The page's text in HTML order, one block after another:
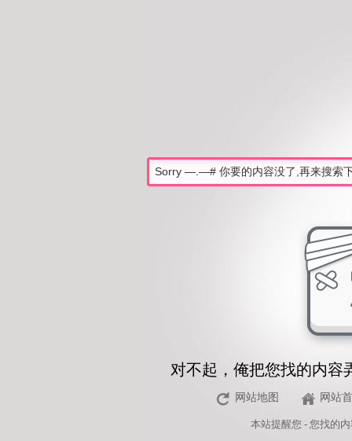
对不起，俺把您找的内容
网站地图 网站
本站提醒您 - 您找的